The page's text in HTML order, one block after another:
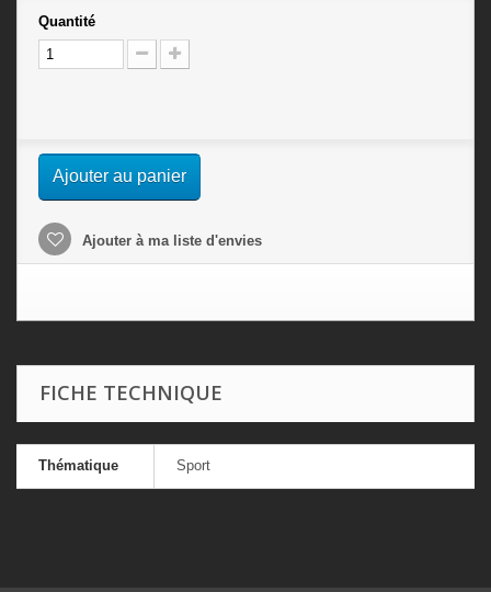
Quantité
Ajouter au panier
Ajouter à ma liste d'envies
FICHE TECHNIQUE
Thématique Sport